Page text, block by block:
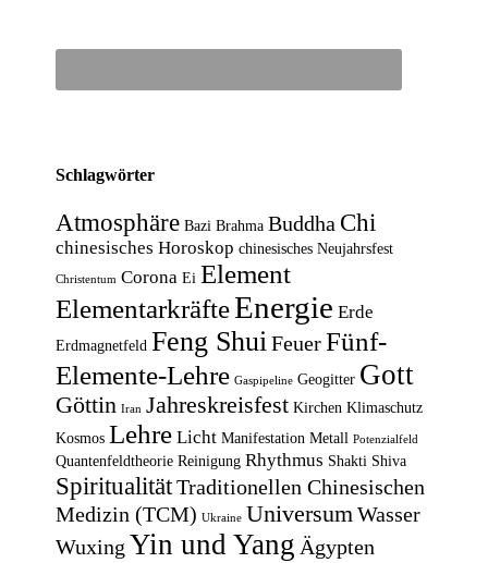
Schlagwörter
Atmosphäre Bazi Brahma Buddha Chi
chinesisches Horoskop chinesisches Neujahrsfest
Christentum Corona Ei Element
ElementarkräfteEnergie Erde
Erdmagnetfeld Feng Shui Feuer Fünf-
Elemente-Lehre Gaspipeline Geogitter Gott
Göttin Iran Jahreskreisfest Kirchen Klimaschutz
Kosmos Lehre Licht Manifestation Metall Potenzialfeld
Quantenfeldtheorie Reinigung Rhythmus Shakti Shiva
Spiritualität Traditionellen Chinesischen
Medizin (TCM) Ukraine Universum Wasser
Wuxing Yin und Yang Ägypten